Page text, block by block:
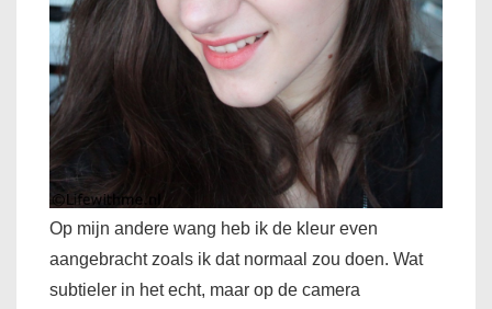
Op mijn andere wang heb ik de kleur even
aangebracht zoals ik dat normaal zou doen. Wat
subtieler in het echt, maar op de camera